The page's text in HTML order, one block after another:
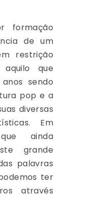
formação
de um
restrição
que
sendo
pop e a
diversas
Em
ainda
grande
palavras
ter
através